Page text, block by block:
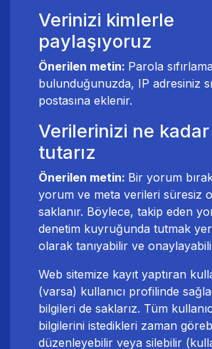
Verinizi kimlerle
paylaşıyoruz
Önerilen metin: Parola
bulunduğunuzda, IP adresiniz
postasına eklenir.
Verilerinizi ne
tutarız
Önerilen metin: Bir yorum
yorum ve meta verileri süresiz
saklanır. Böylece, takip eden
denetim kuyruğunda tutmak
olarak tanıyabilir ve
Web sitemize kayıt yaptıran
(varsa) kullanıcı profilinde
bilgileri de saklarız. Tüm
bilgilerini istedikleri zaman
düzenleyebilir veya silebilir